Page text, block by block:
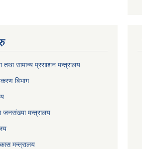
तथा सामान्य प्रसाशन मन्त्रालय
बिभाग
जनसंख्या मन्त्रालय
मन्त्रालय